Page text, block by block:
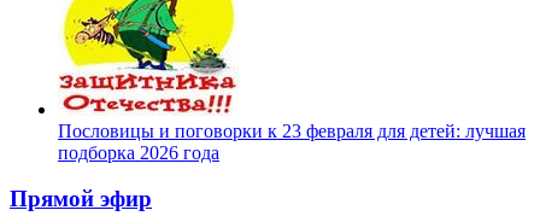
Пословицы и поговорки к 23 февраля для детей: лучшая
подборка 2026 года
Прямой эфир